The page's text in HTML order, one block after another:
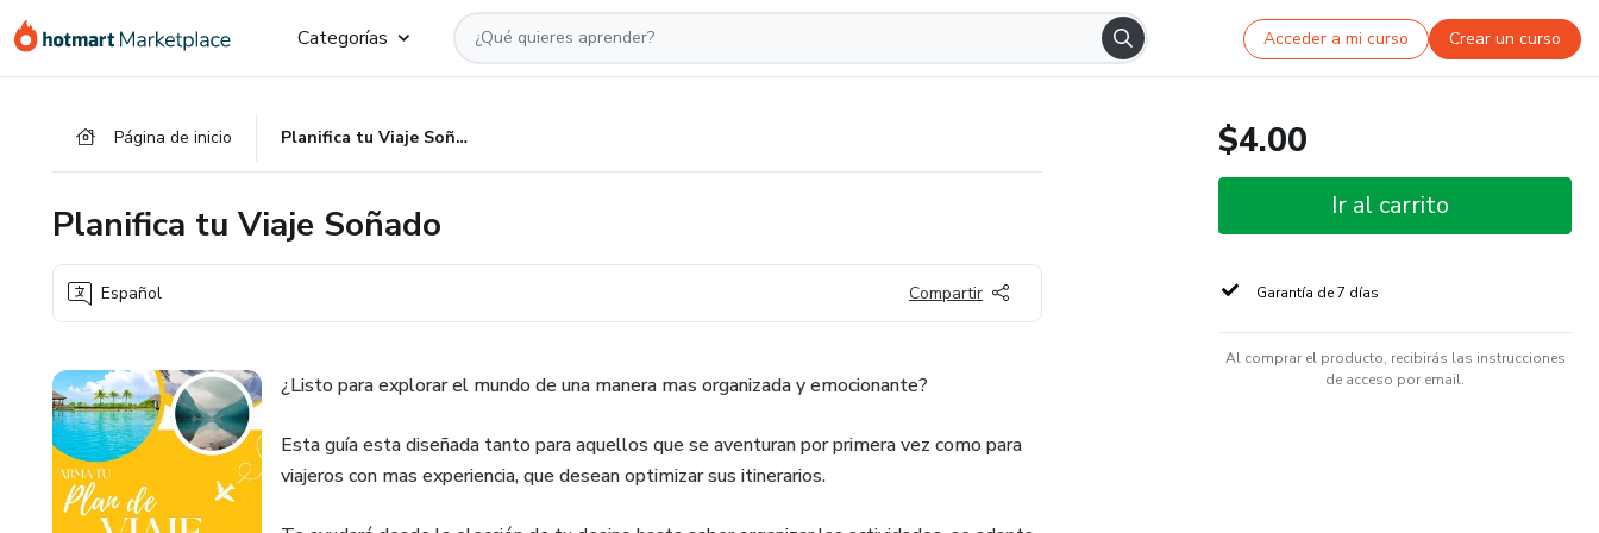
Categorías Acceder a mi curso Crear un curso
Página de inicio Planifica tu Viaje Soñado
Planifica tu Viaje Soñado
Español Compartir
¿Listo para explorar el mundo de una manera mas organizada y emocionante?
Esta guía esta diseñada tanto para aquellos que se aventuran por primera vez como para
viajeros con mas experiencia, que desean optimizar sus itinerarios.
$4.00
Ir al carrito
Garantía de 7 días
Al comprar el producto, recibirás las instrucciones
de acceso por email.